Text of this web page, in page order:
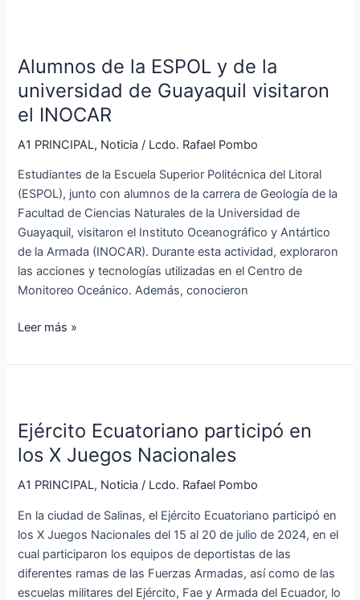
Alumnos de la ESPOL y de la
universidad de Guayaquil visitaron
el INOCAR
A1 PRINCIPAL, Noticia / Lcdo. Rafael Pombo
Estudiantes de la Escuela Superior Politécnica del Litoral
(ESPOL), junto con alumnos de la carrera de Geología de la
Facultad de Ciencias Naturales de la Universidad de
Guayaquil, visitaron el Instituto Oceanográfico y Antártico
de la Armada (INOCAR). Durante esta actividad, exploraron
las acciones y tecnologías utilizadas en el Centro de
Monitoreo Oceánico. Además, conocieron
la
ESPOL
de
la
de
Guayaquil
visitaron
el
INOCAR
Leer más »
Ejército Ecuatoriano participó en
los X Juegos Nacionales
A1 PRINCIPAL, Noticia / Lcdo. Rafael Pombo
En la ciudad de Salinas, el Ejército Ecuatoriano participó en
los X Juegos Nacionales del 15 al 20 de julio de 2024, en el
cual participaron los equipos de deportistas de las
diferentes ramas de las Fuerzas Armadas, así como de las
escuelas militares del Ejército, Fae y Armada del Ecuador, lo
participó
en
X